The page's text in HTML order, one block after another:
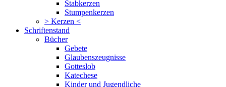
Stabkerzen
Stumpenkerzen
> Kerzen <
Schriftenstand
Bücher
Gebete
Glaubenszeugnisse
Gotteslob
Katechese
Kinder und Jugendliche